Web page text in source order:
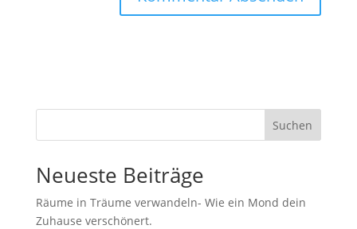
Suchen
Neueste Beiträge
Räume in Träume verwandeln- Wie ein Mond dein
Zuhause verschönert.